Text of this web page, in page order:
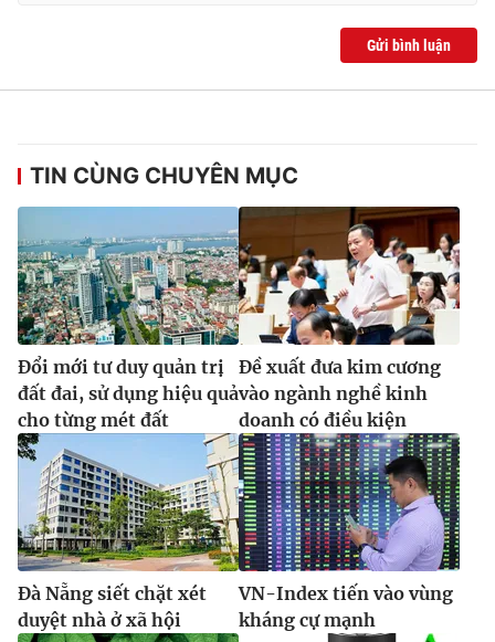
Gửi bình luận
TIN CÙNG CHUYÊN MỤC
Đổi mới tư duy quản trị
đất đai, sử dụng hiệu quả
cho từng mét đất
Đề xuất đưa kim cương
vào ngành nghề kinh
doanh có điều kiện
Đà Nẵng siết chặt xét
duyệt nhà ở xã hội
VN-Index tiến vào vùng
kháng cự mạnh